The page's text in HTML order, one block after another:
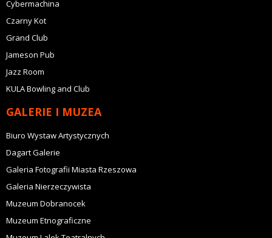
Cybermachina
Czarny Kot
Grand Club
Jameson Pub
Jazz Room
KULA Bowling and Club
GALERIE I MUZEA
Biuro Wystaw Artystycznych
Dagart Galerie
Galeria Fotografii Miasta Rzeszowa
Galeria Nierzeczywista
Muzeum Dobranocek
Muzeum Etnograficzne